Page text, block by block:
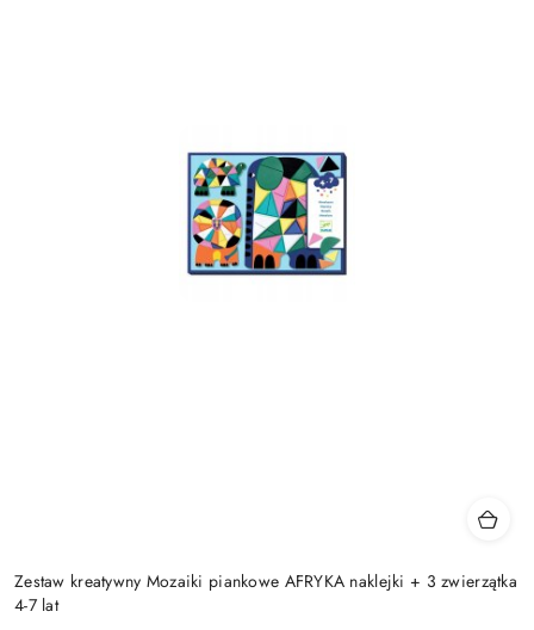
Zestaw kreatywny Mozaiki piankowe AFRYKA naklejki + 3 zwierzątka
4-7 lat